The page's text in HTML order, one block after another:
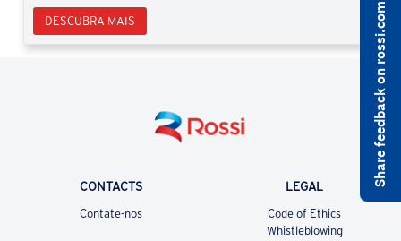
DESCUBRA MAIS
CONTACTS
Contate-nos
LEGAL
Code of Ethics
Whistleblowing
Share feedback on rossi.com